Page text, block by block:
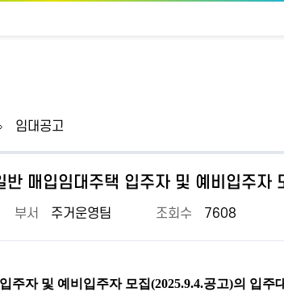
임대공고
매입임대주택 입주자 및 예비입주
부서 주거운영팀 조회수 7608
주자 및 예비입주자 모집(2025.9.4.공고)의 입주